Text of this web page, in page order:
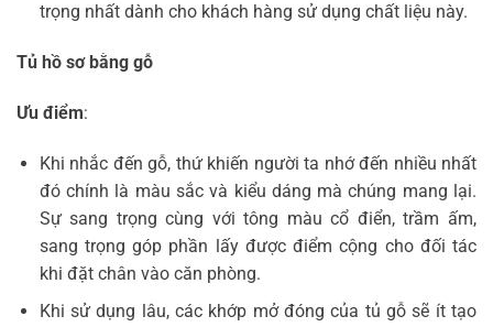
trọng nhất dành cho khách hàng sử dụng chất liệu này.
Tủ hồ sơ bằng gỗ
Ưu điểm:
Khi nhắc đến gỗ, thứ khiến người ta nhớ đến nhiều nhất
đó chính là màu sắc và kiểu dáng mà chúng mang lại.
Sự sang trọng cùng với tông màu cổ điển, trầm ấm,
sang trọng góp phần lấy được điểm cộng cho đối tác
khi đặt chân vào căn phòng.
Khi sử dụng lâu, các khớp mở đóng của tủ gỗ sẽ ít tạo